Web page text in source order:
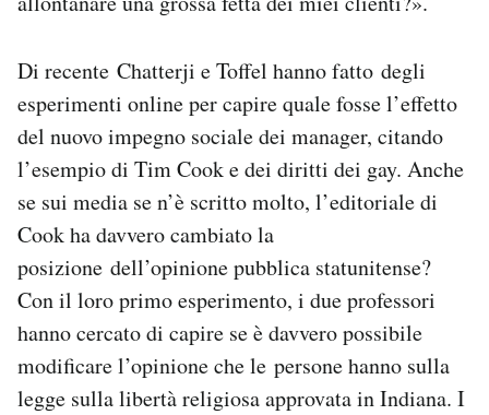
Di recente Chatterji e Toffel hanno fatto degli
esperimenti online per capire quale fosse l’effetto
del nuovo impegno sociale dei manager, citando
l’esempio di Tim Cook e dei diritti dei gay. Anche
se sui media se n’è scritto molto, l’editoriale di
Cook ha davvero cambiato la
posizione dell’opinione pubblica statunitense?
Con il loro primo esperimento, i due professori
hanno cercato di capire se è davvero possibile
modificare l’opinione che le persone hanno sulla
legge sulla libertà religiosa approvata in Indiana. I